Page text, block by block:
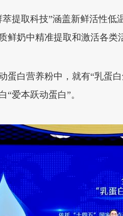
提取科技”涵盖新鲜活性
鲜奶中精准提取和激活各
蛋白营养粉中，就有“乳蛋
“爱本跃动蛋白”。